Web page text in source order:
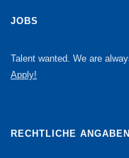
JOBS
Talent wanted. We are
Apply!
RECHTLICHE ANGABEN